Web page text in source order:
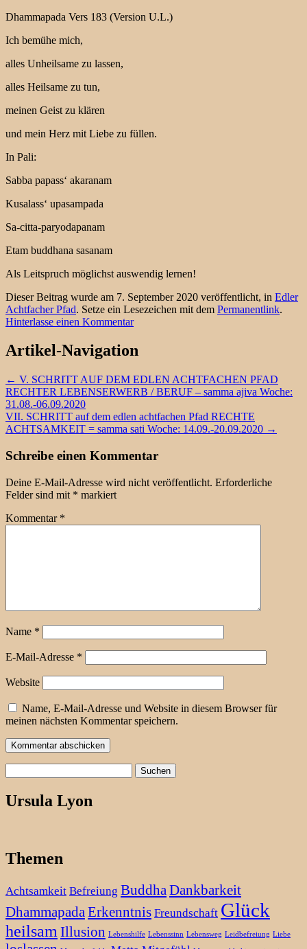
Dhammapada Vers 183 (Version U.L.)
Ich bemühe mich,
alles Unheilsame zu lassen,
alles Heilsame zu tun,
meinen Geist zu klären
und mein Herz mit Liebe zu füllen.
In Pali:
Sabba papass‘ akaranam
Kusalass‘ upasampada
Sa-citta-paryodapanam
Etam buddhana sasanam
Als Leitspruch möglichst auswendig lernen!
Dieser Beitrag wurde am 7. September 2020 veröffentlicht, in Edler
Achtfacher Pfad. Setze ein Lesezeichen mit dem Permanentlink.
Hinterlasse einen Kommentar
Artikel-Navigation
← V. SCHRITT AUF DEM EDLEN ACHTFACHEN PFAD
RECHTER LEBENSERWERB / BERUF – samma ajiva Woche:
31.08.-06.09.2020
VII. SCHRITT auf dem edlen achtfachen Pfad RECHTE
ACHTSAMKEIT = samma sati Woche: 14.09.-20.09.2020 →
Schreibe einen Kommentar
Deine E-Mail-Adresse wird nicht veröffentlicht. Erforderliche
Felder sind mit * markiert
Kommentar *
Name *
E-Mail-Adresse *
Website
Name, E-Mail-Adresse und Website in diesem Browser für
meinen nächsten Kommentar speichern.
nach:
Ursula Lyon
Themen
Achtsamkeit Befreiung BuddhaDankbarkeit
DhammapadaErkenntnis Freundschaft Glück
heilsam Illusion Lebenshilfe Lebenssinn Lebensweg Leidbefreiung Liebe